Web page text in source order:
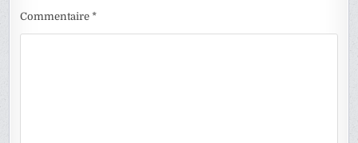
Commentaire*